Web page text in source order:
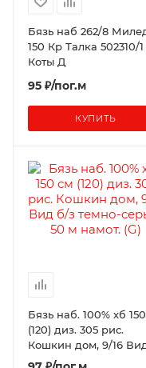
Бязь наб 262/8
150 Кр Талка 502310/1
Коты Д
95 ₽/пог.м
КУПИТЬ
Бязь наб. 100% хб
(120) диз. 305 рис.
Кошкин дом, 9/16
з темно-серый, 50 м